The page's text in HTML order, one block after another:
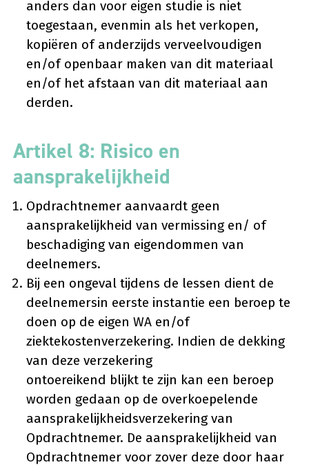
anders dan voor eigen studie is niet
toegestaan, evenmin als het verkopen,
kopiëren of anderzijds verveelvoudigen
en/of openbaar maken van dit materiaal
en/of het afstaan van dit materiaal aan
derden.
Artikel 8: Risico en
aansprakelijkheid
Opdrachtnemer aanvaardt geen
aansprakelijkheid van vermissing en/ of
beschadiging van eigendommen van
deelnemers.
Bij een ongeval tijdens de lessen dient de
deelnemersin eerste instantie een beroep te
doen op de eigen WA en/of
ziektekostenverzekering. Indien de dekking
van deze verzekering
ontoereikend blijkt te zijn kan een beroep
worden gedaan op de overkoepelende
aansprakelijkheidsverzekering van
Opdrachtnemer. De aansprakelijkheid van
Opdrachtnemer voor zover deze door haar